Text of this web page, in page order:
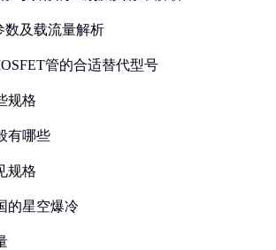
数及载流量解析
管的合适替代型号
规格
有哪些
规格
的星空爆冷